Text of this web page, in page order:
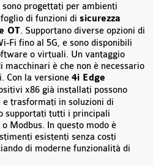
sono progettati per ambienti
di funzioni di sicurezza
OT. Supportano diverse opzioni di
fino al 5G, e sono disponibili
o virtuali. Un vantaggio
è che non è necessario
Con la versione 4i Edge
x86 già installati possono
trasformati in soluzioni di
supportati tutti i principali
Modbus. In questo modo è
esistenti senza costi
di moderne funzionalità di